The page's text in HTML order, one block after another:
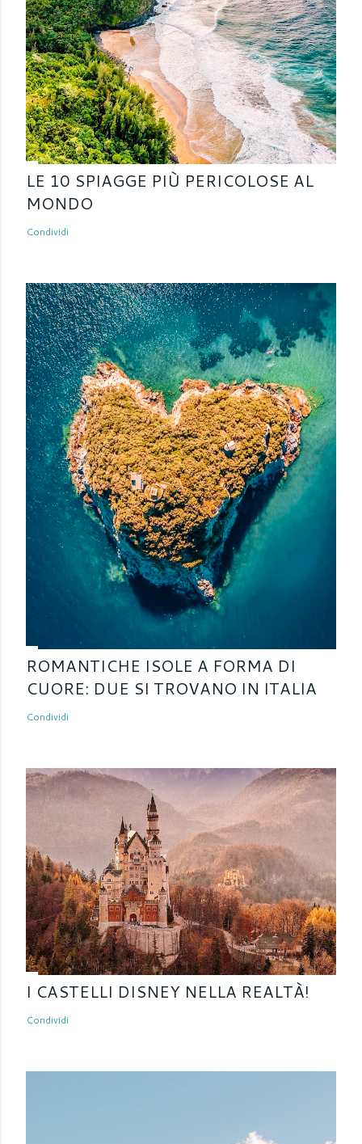
LE 10 SPIAGGE PIÙ PERICOLOSE AL
MONDO
Condividi
ROMANTICHE ISOLE A FORMA DI
CUORE: DUE SI TROVANO IN ITALIA
Condividi
I CASTELLI DISNEY NELLA REALTÀ!
Condividi